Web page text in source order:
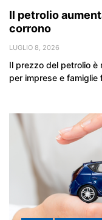
Il petrolio
corrono
LUGLIO 8, 2026
Il prezzo del petrolio è
per imprese e